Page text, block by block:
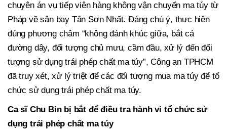
chuyên án vụ tiếp viên hàng không vận chuyển ma túy từ
Pháp về sân bay Tân Sơn Nhất. Đáng chú ý, thực hiện
đúng phương châm “không đánh khúc giữa, bắt cả
đường dây, đối tượng chủ mưu, cầm đầu, xử lý đến đối
tượng sử dụng trái phép chất ma túy”, Công an TPHCM
đã truy xét, xử lý triệt để các đối tượng mua ma túy để tổ
chức sử dụng trái phép chất ma túy.
Ca sĩ Chu Bin bị bắt để điều tra hành vi tổ chức sử
dụng trái phép chất ma túy